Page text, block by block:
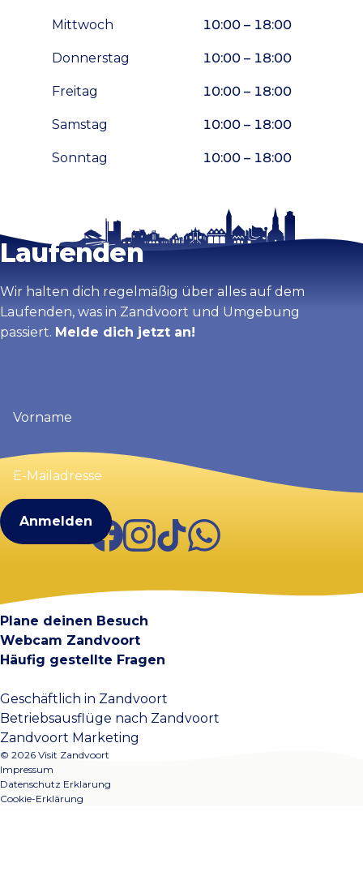
Mittwoch 10:00 – 18:00
Donnerstag 10:00 – 18:00
Freitag 10:00 – 18:00
Samstag 10:00 – 18:00
Sonntag 10:00 – 18:00
Karte vergrößern
Bleib auf dem
Laufenden
Wir halten dich regelmäßig über alles auf dem
Laufenden, was in Zandvoort und Umgebung
passiert. Melde dich jetzt an!
(erforderlich)
E-
Mailadresse
FacebookInstagram
TikTokWhatsApp
Plane deinen Besuch
Webcam Zandvoort
Häufig gestellte Fragen
Geschäftlich in Zandvoort
Betriebsausflüge nach Zandvoort
Zandvoort Marketing
© 2026 Visit Zandvoort
Impressum
Datenschutz Erklarung
Cookie-Erklärung